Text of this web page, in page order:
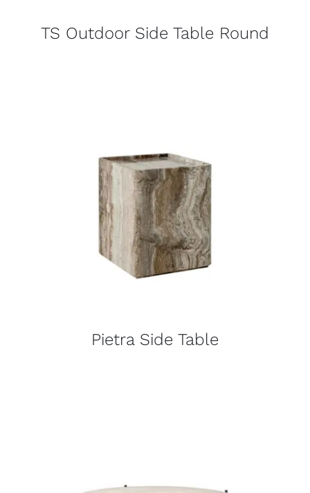
TS Outdoor Side Table Round
Pietra Side Table